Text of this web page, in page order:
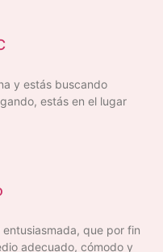
y estás buscando
estás en el lugar
que por fin
adecuado, cómodo y